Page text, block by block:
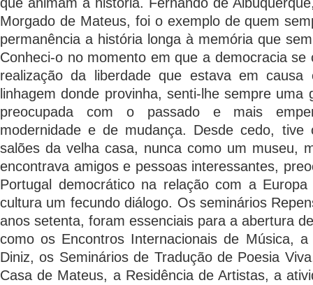
Morgado de Mateus, foi o exemplo de quem
permanência a história longa à memória que
Conheci-o no momento em que a democracia
realização da liberdade que estava em causa
linhagem donde provinha, senti-lhe sempre uma
preocupada com o passado e mais
modernidade e de mudança. Desde cedo,
salões da velha casa, nunca como um museu,
encontrava amigos e pessoas interessantes,
Portugal democrático na relação com a
cultura um fecundo diálogo. Os seminários
anos setenta, foram essenciais para a abertura
como os Encontros Internacionais de Música,
Diniz, os Seminários de Tradução de Poesia
Casa de Mateus, a Residência de Artistas, a